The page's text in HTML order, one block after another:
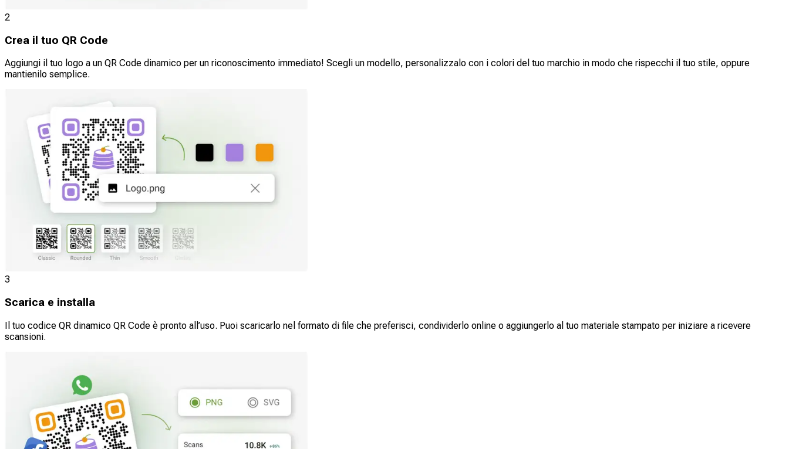
2
Crea il tuo QR Code
Aggiungi il tuo logo a un QR Code dinamico per un riconoscimento immediato! Scegli un modello, personalizzalo con i colori del tuo marchio in modo che rispecchi il tuo stile, oppure
mantienilo semplice.
3
Scarica e installa
Il tuo codice QR dinamico QR Code è pronto all’uso. Puoi scaricarlo nel formato di file che preferisci, condividerlo online o aggiungerlo al tuo materiale stampato per iniziare a ricevere
scansioni.